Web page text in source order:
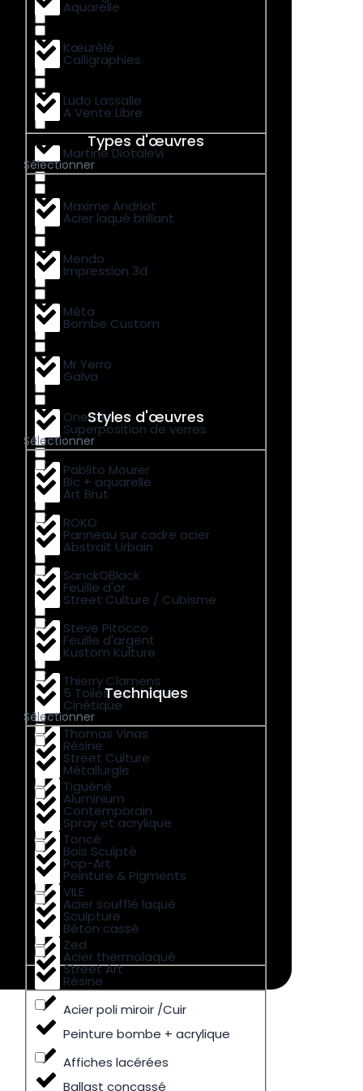
Kœurélé
Ludo Lassalle
Martine Diotalevi
Maxime Andriot
Mendo
Méta
Mr Yerro
One Siker
Pablito Mourer
ROKO
SanckOBlack
Steve Pitocco
Thierry Clamens
Thomas Vinas
Tiguéné
Toncé
VILE
Zed
Aquarelle
Calligraphies
A Vente Libre
Types d'œuvres
Sélectionner
Acier laqué brillant
Impression 3d
Bombe Custom
Galva
Superposition de verres
Bic + aquarelle
Panneau sur cadre acier
Feuille d'or
Feuille d'argent
5 Toiles sur chassis
Résine
Aluminium
Bois Sculpté
Acier soufflé laqué
Acier thermolaqué
Acier poli miroir /Cuir
Affiches lacérées
Styles d'œuvres
Sélectionner
Art Brut
Abstrait Urbain
Street Culture / Cubisme
Kustom Kulture
Cinétique
Street Culture
Contemporain
Pop-Art
Sculpture
Street Art
Techniques
Sélectionner
Métallurgie
Spray et acrylique
Peinture & Pigments
Béton cassé
Résine
Peinture bombe + acrylique
Ballast concassé